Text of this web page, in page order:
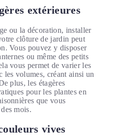
extérieures
ou la décoration, installer
clôture de jardin peut
Vous pouvez y disposer
ou même des petits
vous permet de varier les
les volumes, créant ainsi un
plus, les étagères
pour les plantes en
que vous
mois.
vives